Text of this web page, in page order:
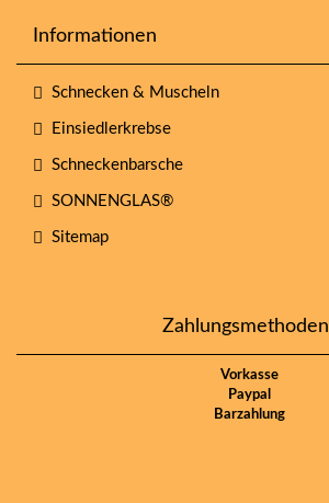
Informationen
Schnecken & Muscheln
Einsiedlerkrebse
Schneckenbarsche
SONNENGLAS®
Sitemap
Zahlungsmethoden
Vorkasse
Paypal
Barzahlung